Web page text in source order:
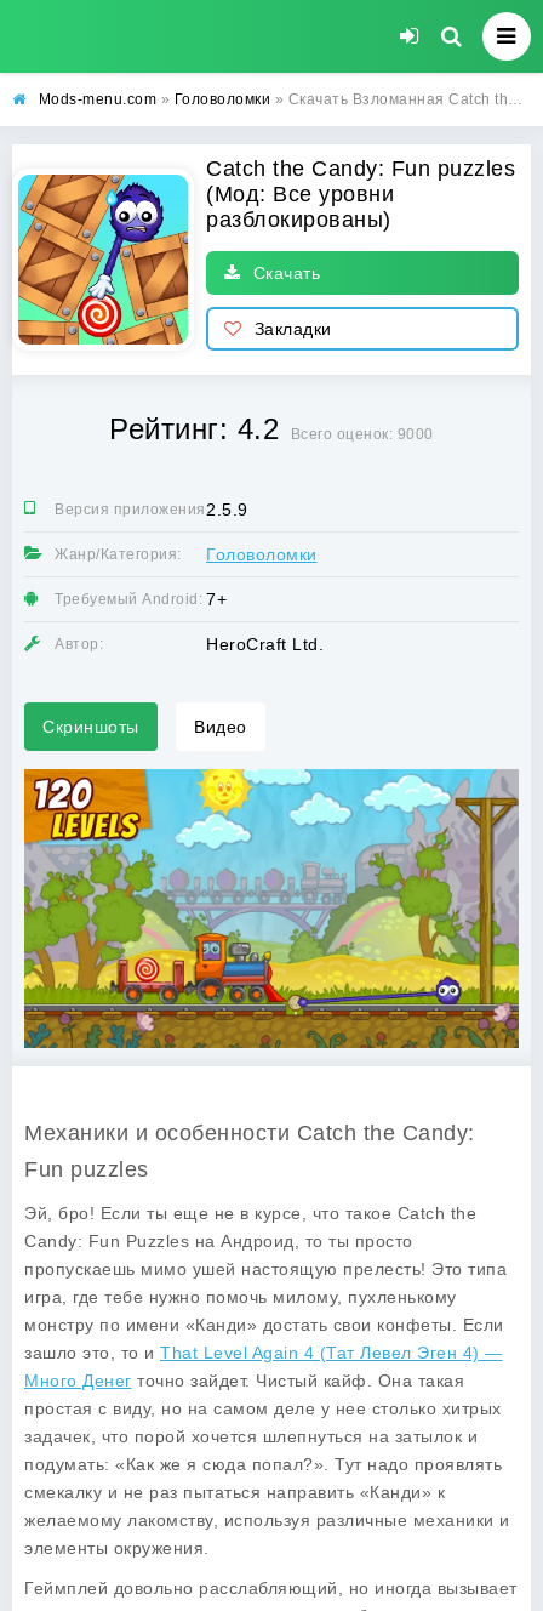
Mods-menu.com » Головоломки » Скачать Взломанная Catch the Candy: Fun puzzles на андроид бесплатно (Все уровни разблокированы)
Catch the Candy: Fun puzzles
(Мод: Все уровни
разблокированы)
Скачать
Закладки
Рейтинг: 4.2 Всего оценок: 9000
Версия приложения:2.5.9
Жанр/Категория: Головоломки
Требуемый Android: 7+
Автор: HeroCraft Ltd.
Скриншоты Видео
Механики и особенности Catch the Candy:
Fun puzzles
Эй, бро! Если ты еще не в курсе, что такое Catch the
Candy: Fun Puzzles на Андроид, то ты просто
пропускаешь мимо ушей настоящую прелесть! Это типа
игра, где тебе нужно помочь милому, пухленькому
монстру по имени «Канди» достать свои конфеты. Если
зашло это, то и That Level Again 4 (Тат Левел Эген 4) —
Много Денег точно зайдет. Чистый кайф. Она такая
простая с виду, но на самом деле у нее столько хитрых
задачек, что порой хочется шлепнуться на затылок и
подумать: «Как же я сюда попал?». Тут надо проявлять
смекалку и не раз пытаться направить «Канди» к
желаемому лакомству, используя различные механики и
элементы окружения.
Геймплей довольно расслабляющий, но иногда вызывает